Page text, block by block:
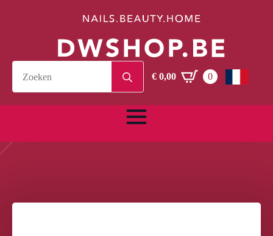
for:€0,00 0